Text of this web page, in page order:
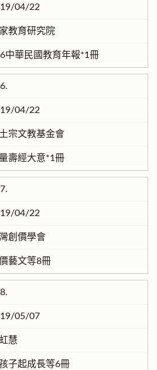
04/22
教育研究院
中華民國教育年報*1冊
04/22
宗文教基金會
壽經大意*1冊
04/22
創價學會
藝文等8冊
05/07
慧
子起成長等6冊